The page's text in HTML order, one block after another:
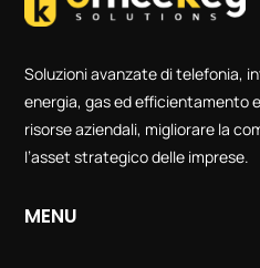
Soluzioni avanzate di telefonia,
energia, gas ed efficientamento
risorse aziendali, migliorare la
l’asset strategico delle imprese.
MENU